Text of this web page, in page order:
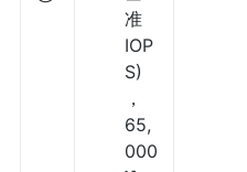
准
IOP
S)
，
65,
000